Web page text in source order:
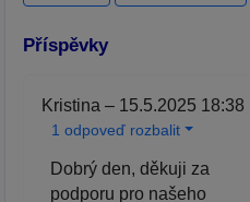
Příspěvky
Kristina – 15.5.2025 18:38
1 odpoveď rozbalit
Dobrý den, děkuji za
podporu pro našeho